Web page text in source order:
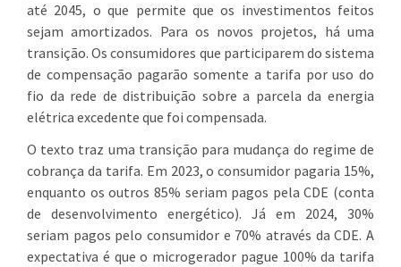
até 2045, o que permite que os investimentos feitos
sejam amortizados. Para os novos projetos, há uma
transição. Os consumidores que participarem do sistema
de compensação pagarão somente a tarifa por uso do
fio da rede de distribuição sobre a parcela da energia
elétrica excedente que foi compensada.
O texto traz uma transição para mudança do regime de
cobrança da tarifa. Em 2023, o consumidor pagaria 15%,
enquanto os outros 85% seriam pagos pela CDE (conta
de desenvolvimento energético). Já em 2024, 30%
seriam pagos pelo consumidor e 70% através da CDE. A
expectativa é que o microgerador pague 100% da tarifa